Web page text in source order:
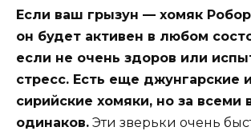
Если ваш грызун — хомяк
он будет активен в любом
если не очень здоров или
стресс. Есть еще джунгарские и
сирийские хомяки, но за всеми
одинаков. Эти зверьки очень